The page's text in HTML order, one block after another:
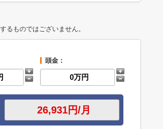
るものではございません。
頭金：